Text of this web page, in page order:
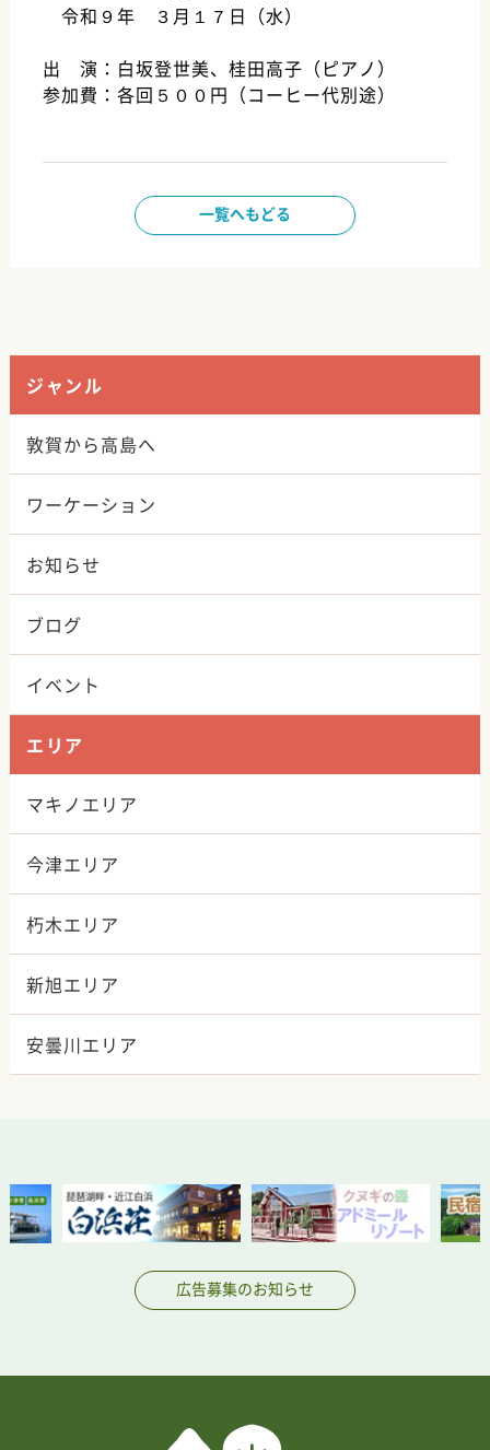
令和９年 ３月１７日（水）
出 演：白坂登世美、桂田高子（ピアノ）
参加費：各回５００円（コーヒー代別途）
一覧へもどる
ジャンル
敦賀から高島へ
ワーケーション
お知らせ
ブログ
イベント
エリア
マキノエリア
今津エリア
朽木エリア
新旭エリア
安曇川エリア
広告募集のお知らせ